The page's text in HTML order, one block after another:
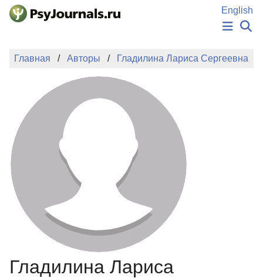
Перейти к основному содержанию
English
НОВОСТИ
АВТОРЫ
ПОДАТЬ РУКОПИСЬ
БАЗА ЗНАНИЙ
КЛЮЧЕВЫЕ СЛОВА
Регистрация
Главная Авторы Гладилина Лариса Сергеевна
Гладилина Лариса